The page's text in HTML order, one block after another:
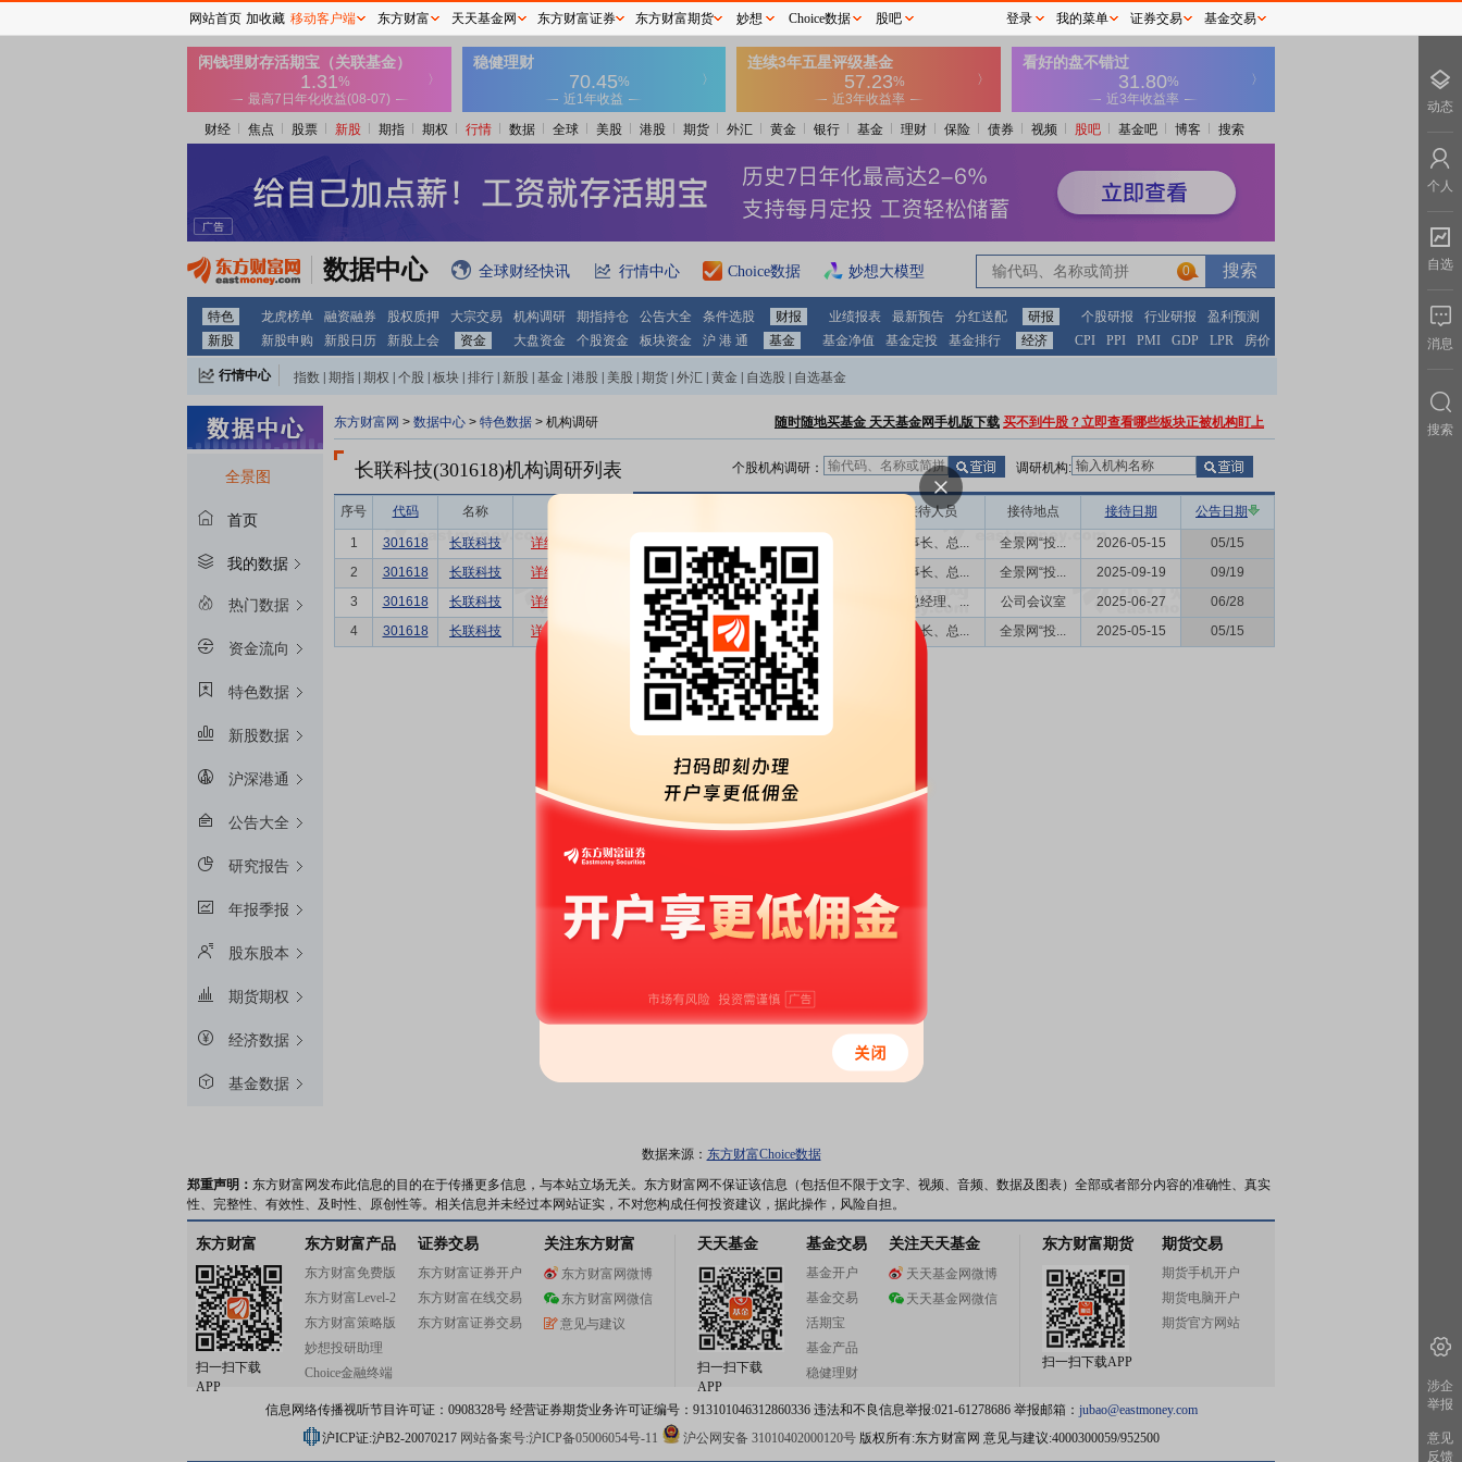
财经 焦点 股票 新股 期指 期权 行情 数据 全球 美股 港股 期货 外汇 黄金 银行 基金 理财 保险 债券 视频 股吧 基金吧 博客 搜索
数据中心 全球财经快讯 行情中心 Choice数据 妙想大模型 0
特色 龙虎榜单 融资融券 股权质押 大宗交易 机构调研 期指持仓 公告大全 条件选股 财报 业绩报表 最新预告 分红送配 研报 个股研报 行业研报
盈利预测
新股
新股申购 新股日历 新股上会 资金 大盘资金 个股资金 板块资金 沪 港 通 基金 基金净值 基金定投 基金排行 经济 CPI PPI PMI GDP LPR 房价
行情中心 指数 期指 期权 个股 板块 排行 新股 基金 港股 美股 期货 外汇 黄金 自选股 自选基金
全景图
首页
我的数据
热门数据
资金流向
特色数据
新股数据
沪深港通
公告大全
研究报告
年报季报
股东股本
期货期权
经济数据
基金数据
东方财富网 > 数据中心 > 特色数据 > 机构调研 随时随地买基金 天天基金网手机版下载 买不到牛股？立即查看哪些板块正被机构盯上
长联科技(301618)机构调研列表 个股机构调研： 调研机构:
序号 代码 名称 接待人员 接待地点 接待日期 公告日期
1 301618 长联科技 详细 1 业绩说明会,... 董事长、总... 全景网“投... 2026-05-15
05/15
2
301618 长联科技 详细 1 2025年广东辖... 董事长、总... 全景网“投... 2025-09-19
09/19
3
301618 长联科技 详细 5 特定对象调研... 副总经理、... 公司会议室 2025-06-27
06/28
4
301618 长联科技 详细 1 业绩说明会,... 董事长、总... 全景网“投... 2025-05-15 05/15
数据来源： 东方财富Choice数据
郑重声明： 东方财富网发布此信息的目的在于传播更多信息，与本站立场无关。东方财富网不保证该信息（包括但不限于文字、视频、音频、数据及图表）全部或者部分内容的准确性、真实
性、完整性、有效性、及时性、原创性等。相关信息并未经过本网站证实，不对您构成任何投资建议，据此操作，风险自担。
东方财富
扫一扫下载
APP
东方财富产品
东方财富免费版
东方财富Level-2
东方财富策略版
妙想投研助理
Choice金融终端
证券交易
东方财富证券开户
东方财富在线交易
东方财富证券交易
关注东方财富
东方财富网微博
东方财富网微信
意见与建议
天天基金
扫一扫下载
APP
基金交易
基金开户
基金交易
活期宝
基金产品
稳健理财
关注天天基金
天天基金网微博
天天基金网微信
东方财富期货
扫一扫下载APP
期货交易
期货手机开户
期货电脑开户
期货官方网站
信息网络传播视听节目许可证：0908328号 经营证券期货业务许可证编号：913101046312860336 违法和不良信息举报:021-61278686 举报邮箱： jubao@eastmoney.com
沪ICP证:沪B2-20070217 网站备案号:沪ICP备05006054号-11 沪公网安备 31010402000120号版权所有:东方财富网 意见与建议:4000300059/952500
网站首页 加收藏 移动客户端 东方财富 天天基金网 东方财富证券 东方财富期货 妙想 Choice数据 股吧 登录 我的菜单 证券交易 基金交易
动态
个人
自选
消息
搜索
涉企
举报
意见
反馈